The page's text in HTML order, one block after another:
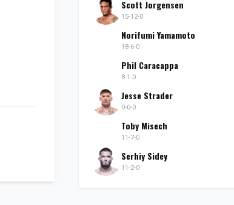
Scott Jorgensen
15-12-0
Norifumi Yamamoto
18-6-0
Phil Caracappa
8-1-0
Jesse Strader
0-0-0
Toby Misech
11-7-0
Serhiy Sidey
11-2-0